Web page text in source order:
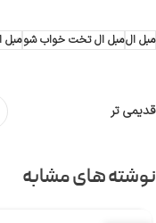
مبل المبل ال تخت خواب شومبل
قدیمی تر
نوشته های مشابه